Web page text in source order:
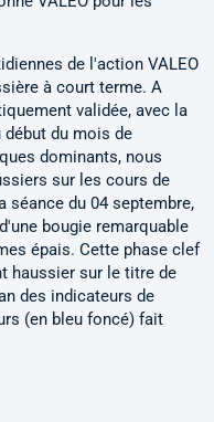
de l'action VALEO
à court terme. A
validée, avec la
du mois de
dominants, nous
sur les cours de
séance du 04 septembre,
bougie remarquable
épais. Cette phase clef
haussier sur le titre de
des indicateurs de
(en bleu foncé) fait